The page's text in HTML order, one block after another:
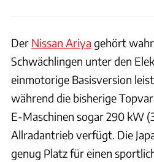
Der Nissan Ariya gehört
Schwächlingen unter den
einmotorige Basisversion
während die bisherige
E-Maschinen sogar 290 kW
Allradantrieb verfügt. Die
genug Platz für einen